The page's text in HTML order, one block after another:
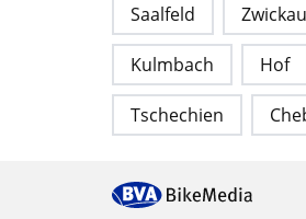
Saalfeld
Kulmbach Hof
Tschechien